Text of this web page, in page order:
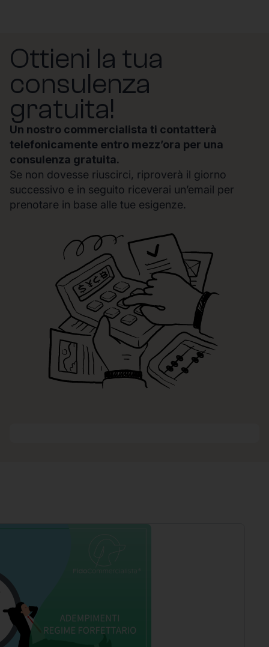
Ottieni la tua
consulenza
gratuita!
Un nostro commercialista ti contatterà
telefonicamente entro mezz’ora per una
consulenza gratuita.
Se non dovesse riuscirci, riproverà il giorno
successivo e in seguito riceverai un’email per
prenotare in base alle tue esigenze.